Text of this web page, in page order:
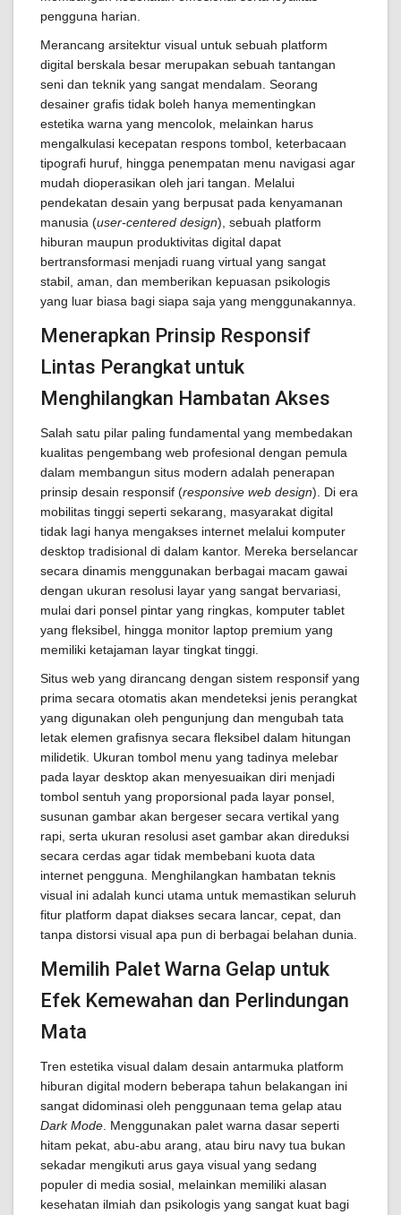
pengguna harian.
Merancang arsitektur visual untuk sebuah platform
digital berskala besar merupakan sebuah tantangan
seni dan teknik yang sangat mendalam. Seorang
desainer grafis tidak boleh hanya mementingkan
estetika warna yang mencolok, melainkan harus
mengalkulasi kecepatan respons tombol, keterbacaan
tipografi huruf, hingga penempatan menu navigasi agar
mudah dioperasikan oleh jari tangan. Melalui
pendekatan desain yang berpusat pada kenyamanan
manusia (user-centered design), sebuah platform
hiburan maupun produktivitas digital dapat
bertransformasi menjadi ruang virtual yang sangat
stabil, aman, dan memberikan kepuasan psikologis
yang luar biasa bagi siapa saja yang menggunakannya.
Menerapkan Prinsip Responsif
Lintas Perangkat untuk
Menghilangkan Hambatan Akses
Salah satu pilar paling fundamental yang membedakan
kualitas pengembang web profesional dengan pemula
dalam membangun situs modern adalah penerapan
prinsip desain responsif (responsive web design). Di era
mobilitas tinggi seperti sekarang, masyarakat digital
tidak lagi hanya mengakses internet melalui komputer
desktop tradisional di dalam kantor. Mereka berselancar
secara dinamis menggunakan berbagai macam gawai
dengan ukuran resolusi layar yang sangat bervariasi,
mulai dari ponsel pintar yang ringkas, komputer tablet
yang fleksibel, hingga monitor laptop premium yang
memiliki ketajaman layar tingkat tinggi.
Situs web yang dirancang dengan sistem responsif yang
prima secara otomatis akan mendeteksi jenis perangkat
yang digunakan oleh pengunjung dan mengubah tata
letak elemen grafisnya secara fleksibel dalam hitungan
milidetik. Ukuran tombol menu yang tadinya melebar
pada layar desktop akan menyesuaikan diri menjadi
tombol sentuh yang proporsional pada layar ponsel,
susunan gambar akan bergeser secara vertikal yang
rapi, serta ukuran resolusi aset gambar akan direduksi
secara cerdas agar tidak membebani kuota data
internet pengguna. Menghilangkan hambatan teknis
visual ini adalah kunci utama untuk memastikan seluruh
fitur platform dapat diakses secara lancar, cepat, dan
tanpa distorsi visual apa pun di berbagai belahan dunia.
Memilih Palet Warna Gelap untuk
Efek Kemewahan dan Perlindungan
Mata
Tren estetika visual dalam desain antarmuka platform
hiburan digital modern beberapa tahun belakangan ini
sangat didominasi oleh penggunaan tema gelap atau
Dark Mode . Menggunakan palet warna dasar seperti
hitam pekat, abu-abu arang, atau biru navy tua bukan
sekadar mengikuti arus gaya visual yang sedang
populer di media sosial, melainkan memiliki alasan
kesehatan ilmiah dan psikologis yang sangat kuat bagi